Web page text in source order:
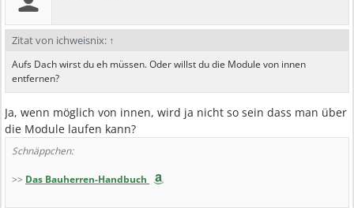
Zitat von ichweisnix: ↑
Aufs Dach wirst du eh müssen. Oder willst du die Module von innen
entfernen?
Ja, wenn möglich von innen, wird ja nicht so sein dass man über
die Module laufen kann?
Schnäppchen:
>> Das Bauherren-Handbuch